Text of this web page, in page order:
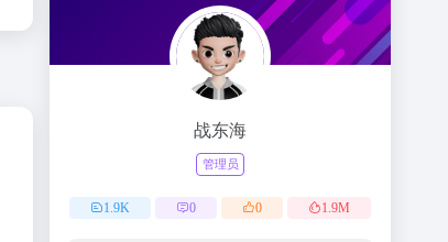
战东海
管理员
1.9K 0 0 1.9M